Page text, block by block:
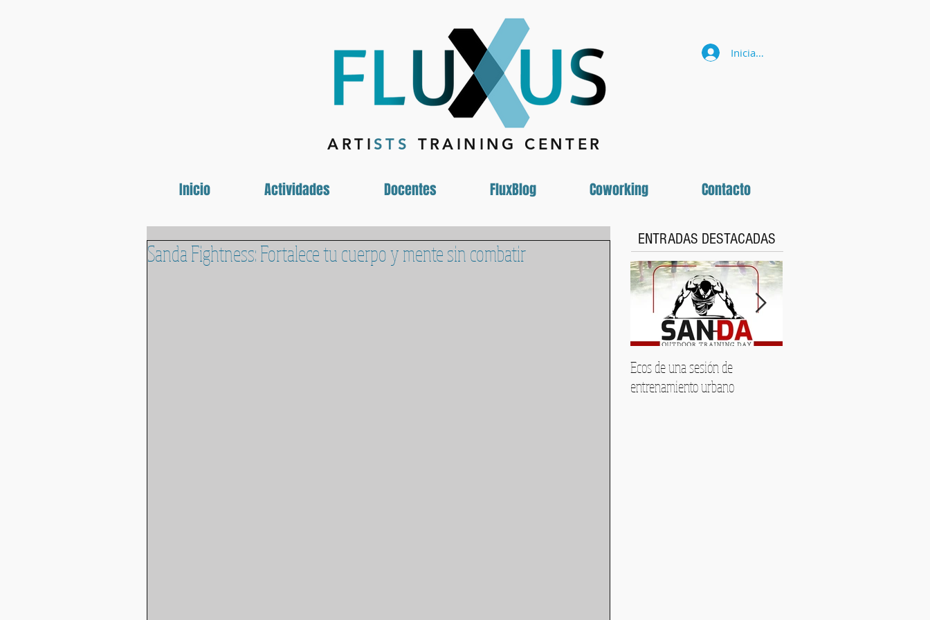
Iniciar sesión
ARTI STS TRAINING CENTER
Inicio Actividades Docentes FluxBlog Coworking Contacto
Sanda Fightness: Fortalece tu cuerpo y mente sin combatir
ENTRADAS DESTACADAS
Ecos de una sesión de
entrenamiento urbano